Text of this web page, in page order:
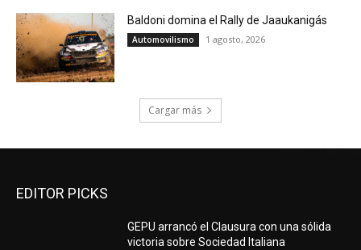
Baldoni domina el Rally de Jaaukanigás
Automovilismo 1 agosto, 2026
Cargar más
EDITOR PICKS
GEPU arrancó el Clausura con una sólida
victoria sobre Sociedad Italiana